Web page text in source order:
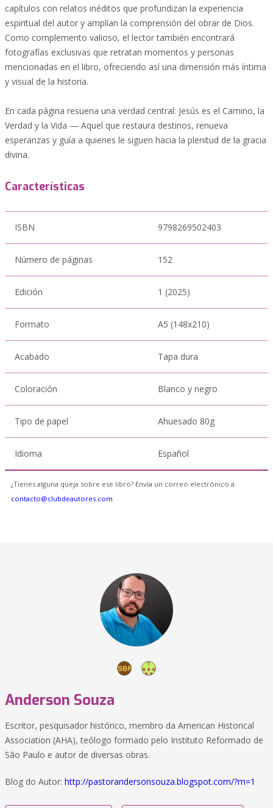
capítulos con relatos inéditos que profundizan la experiencia
espiritual del autor y amplían la comprensión del obrar de Dios.
Como complemento valioso, el lector también encontrará
fotografías exclusivas que retratan momentos y personas
mencionadas en el libro, ofreciendo así una dimensión más íntima
y visual de la historia.
En cada página resuena una verdad central: Jesús es el Camino, la
Verdad y la Vida — Aquel que restaura destinos, renueva
esperanzas y guía a quienes le siguen hacia la plenitud de la gracia
divina.
Características
ISBN 9798269502403
Número de páginas 152
Edición 1 (2025)
Formato A5 (148x210)
Acabado Tapa dura
Coloración Blanco y negro
Tipo de papel Ahuesado 80g
Idioma Español
¿Tienes alguna queja sobre ese libro? Envía un correo electrónico a
contacto@clubdeautores.com
Anderson Souza
Escritor, pesquisador histórico, membro da American Historical
Association (AHA), teólogo formado pelo Instituto Reformado de
São Paulo e autor de diversas obras.
Blog do Autor: http://pastorandersonsouza.blogspot.com/?m=1